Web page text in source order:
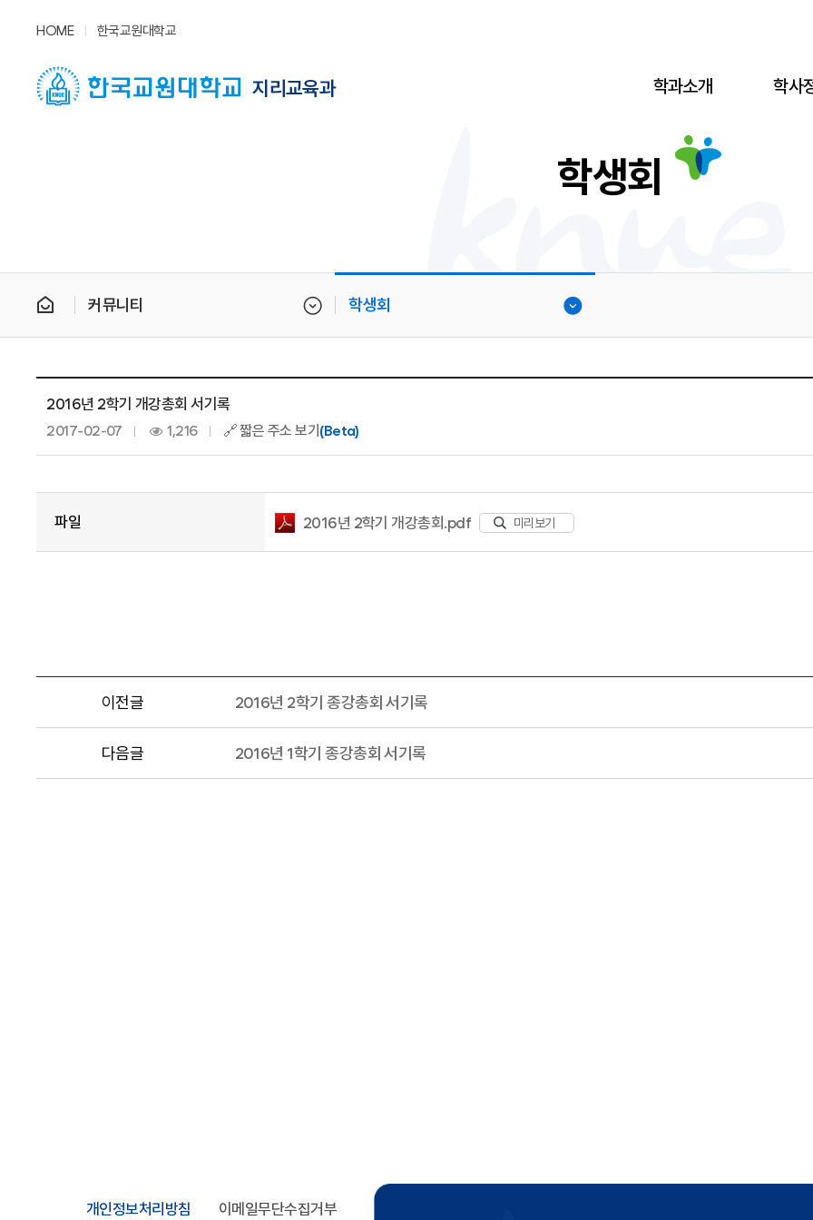
HOME 한국교원대학교
지리교육과 학과소개 학사
학생회
커뮤니티 학생회
2016년 2학기 개강총회 서기록
2017-02-07 1,216 🔗 짧은 주소 보기 (Beta)
파일 2016년 2학기 개강총회.pdf 미리보기
이전글 2016년 2학기 종강총회 서기록
다음글 2016년 1학기 종강총회 서기록
개인정보처리방침 이메일무단수집거부